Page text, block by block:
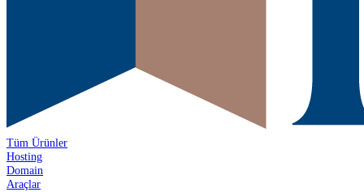
Tüm Ürünler
Hosting
Domain
Araçlar